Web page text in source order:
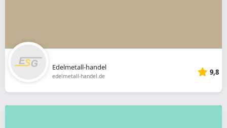
Edelmetall-handel
edelmetall-handel.de 9,8